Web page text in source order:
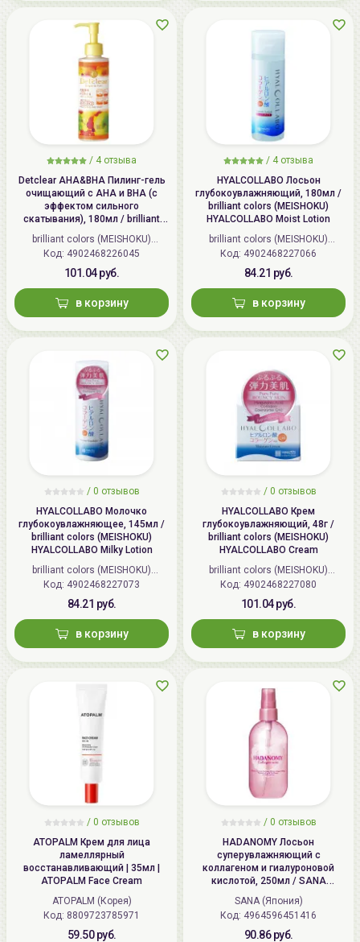
/ 4 отзыва
Detclear AHA&BHA Пилинг-гель
очищающий с AHA и BHA (с
эффектом сильного
скатывания), 180мл / brilliant
colors (MEISHOKU) Detclear
Bright&Peel AHA&BHA Fruits
Peeling Jelly
brilliant colors (MEISHOKU)
(Япония)
Код: 4902468226045
101.04 руб.
в корзину
/ 4 отзыва
HYALCOLLABO Лосьон
глубокоувлажняющий, 180мл /
brilliant colors (MEISHOKU)
HYALCOLLABO Moist Lotion
brilliant colors (MEISHOKU)
(Япония)
Код: 4902468227066
84.21 руб.
в корзину
/ 0 отзывов
HYALCOLLABO Молочко
глубокоувлажняющее, 145мл /
brilliant colors (MEISHOKU)
HYALCOLLABO Milky Lotion
brilliant colors (MEISHOKU)
(Япония)
Код: 4902468227073
84.21 руб.
в корзину
/ 0 отзывов
HYALCOLLABO Крем
глубокоувлажняющий, 48г /
brilliant colors (MEISHOKU)
HYALCOLLABO Cream
brilliant colors (MEISHOKU)
(Япония)
Код: 4902468227080
101.04 руб.
в корзину
/ 0 отзывов
ATOPALM Крем для лица
ламеллярный
восстанавливающий | 35мл |
ATOPALM Face Cream
ATOPALM (Корея)
Код: 8809723785971
59.50 руб.
/ 0 отзывов
HADANOMY Лосьон
суперувлажняющий с
коллагеном и гиалуроновой
кислотой, 250мл / SANA
HADANOMY Collagen mist
SANA (Япония)
Код: 4964596451416
90.86 руб.